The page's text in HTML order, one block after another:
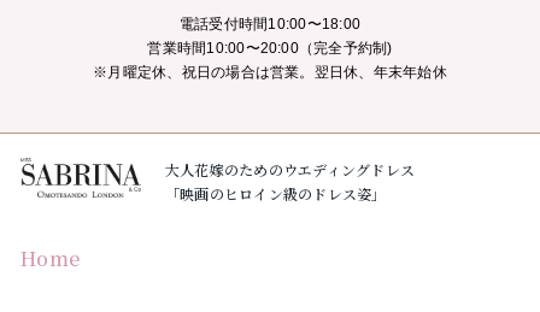
電話受付時間10:00〜18:00
営業時間10:00〜20:00（完全予約制)
※月曜定休、祝日の場合は営業。翌日休、年末年始休
大人花嫁のためのウエディングドレス
「映画のヒロイン級のドレス姿」
Home